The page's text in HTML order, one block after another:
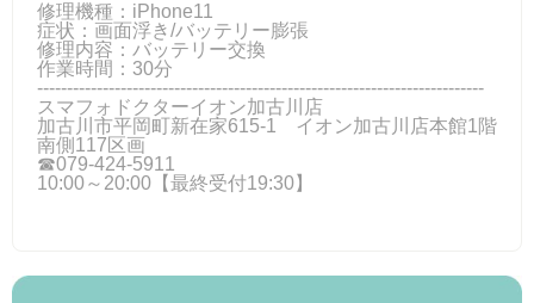
修理機種：iPhone11
症状：画面浮き/バッテリー膨張
修理内容：バッテリー交換
作業時間：30分
---------------------------------------------------------------------------
スマフォドクターイオン加古川店
加古川市平岡町新在家615-1 イオン加古川店本館1階
南側117区画
☎079-424‐5911
10:00～20:00【最終受付19:30】